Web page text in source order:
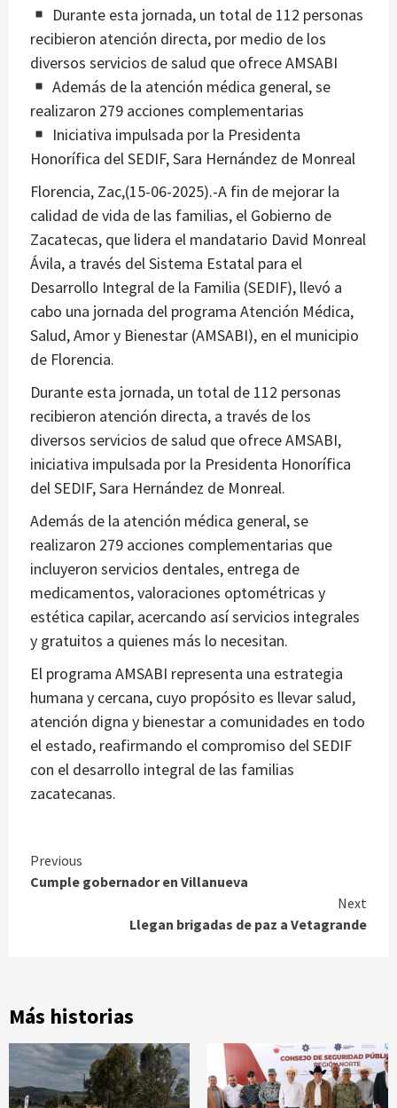
Durante esta jornada, un total de 112 personas
recibieron atención directa, por medio de los
diversos servicios de salud que ofrece AMSABI
Además de la atención médica general, se
realizaron 279 acciones complementarias
Iniciativa impulsada por la Presidenta
Honorífica del SEDIF, Sara Hernández de Monreal
Florencia, Zac,(15-06-2025).-A fin de mejorar la
calidad de vida de las familias, el Gobierno de
Zacatecas, que lidera el mandatario David Monreal
Ávila, a través del Sistema Estatal para el
Desarrollo Integral de la Familia (SEDIF), llevó a
cabo una jornada del programa Atención Médica,
Salud, Amor y Bienestar (AMSABI), en el municipio
de Florencia.
Durante esta jornada, un total de 112 personas
recibieron atención directa, a través de los
diversos servicios de salud que ofrece AMSABI,
iniciativa impulsada por la Presidenta Honorífica
del SEDIF, Sara Hernández de Monreal.
Además de la atención médica general, se
realizaron 279 acciones complementarias que
incluyeron servicios dentales, entrega de
medicamentos, valoraciones optométricas y
estética capilar, acercando así servicios integrales
y gratuitos a quienes más lo necesitan.
El programa AMSABI representa una estrategia
humana y cercana, cuyo propósito es llevar salud,
atención digna y bienestar a comunidades en todo
el estado, reafirmando el compromiso del SEDIF
con el desarrollo integral de las familias
zacatecanas.
Continue
Reading
Previous
Cumple gobernador en Villanueva
Next
Llegan brigadas de paz a Vetagrande
Más historias